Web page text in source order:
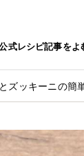
式レシピ記事をよ
ズッキーニの簡